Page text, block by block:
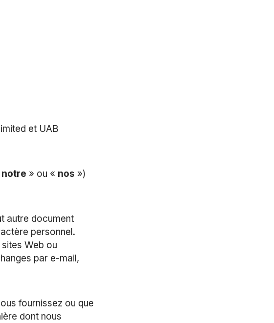
et UAB
notre » ou « nos »)
autre document
personnel.
Web ou
par e-mail,
fournissez ou que
dont nous